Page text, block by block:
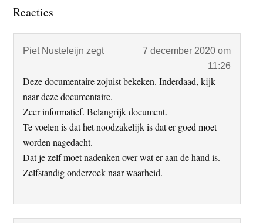
Lees
Reacties
Piet Nusteleijn zegt
7 december 2020 om
11:26
Deze documentaire zojuist bekeken. Inderdaad, kijk
naar deze documentaire.
Zeer informatief. Belangrijk document.
Te voelen is dat het noodzakelijk is dat er goed moet
worden nagedacht.
Dat je zelf moet nadenken over wat er aan de hand is.
Zelfstandig onderzoek naar waarheid.